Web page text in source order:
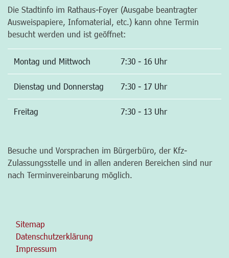
Die Stadtinfo im Rathaus-Foyer (Ausgabe beantragter
Ausweispapiere, Infomaterial, etc.) kann ohne Termin
besucht werden und ist geöffnet:
Montag und Mittwoch 7:30 - 16 Uhr
Dienstag und Donnerstag 7:30 - 17 Uhr
Freitag 7:30 - 13 Uhr
Besuche und Vorsprachen im Bürgerbüro, der Kfz-
Zulassungsstelle und in allen anderen Bereichen sind nur
nach Terminvereinbarung möglich.
Sitemap
Datenschutzerklärung
Impressum